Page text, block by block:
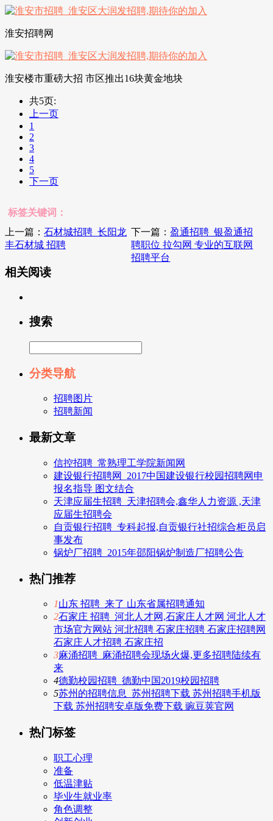
淮安招聘网
淮安楼市重磅大招 市区推出16块黄金地块
共5页:
上一页
1
2
3
4
5
下一页
标签关键词：
上一篇： 石材城招聘_长阳龙
丰石材城 招聘
下一篇：盈通招聘_银盈通招
聘职位 拉勾网 专业的互联网
招聘平台
相关阅读
搜索
分类导航
招聘图片
招聘新闻
最新文章
信控招聘_常熟理工学院新闻网
建设银行招聘网_2017中国建设银行校园招聘网申
报名指导 图文结合
天津应届生招聘_天津招聘会,鑫华人力资源 ,天津
应届生招聘会
自贡银行招聘_专科起报,自贡银行社招综合柜员启
事发布
锅炉厂招聘_2015年邵阳锅炉制造厂招聘公告
热门推荐
1山东 招聘_来了 山东省属招聘通知
2石家庄 招聘_河北人才网,石家庄人才网 河北人才
市场官方网站 河北招聘 石家庄招聘 石家庄招聘网
石家庄人才招聘 石家庄招
3麻涌招聘_麻涌招聘会现场火爆,更多招聘陆续有
来
4德勤校园招聘_德勤中国2019校园招聘
5苏州的招聘信息_苏州招聘下载 苏州招聘手机版
下载 苏州招聘安卓版免费下载 豌豆荚官网
热门标签
职工心理
准备
低温津贴
毕业生就业率
角色调整